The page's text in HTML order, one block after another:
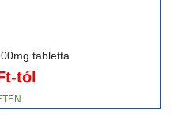
tabletta
-tól